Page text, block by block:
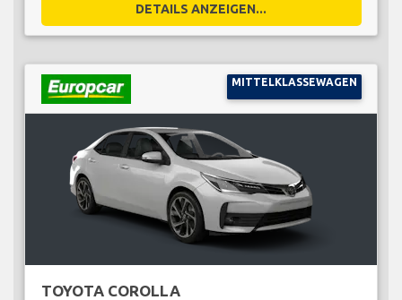
DETAILS ANZEIGEN...
MITTELKLASSEWAGEN
TOYOTA COROLLA